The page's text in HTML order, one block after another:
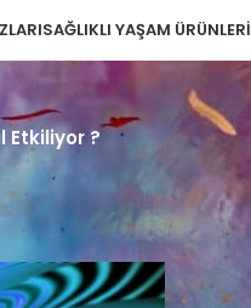
SAĞLIKLI YAŞAM ÜRÜNLERI
Etkiliyor ?